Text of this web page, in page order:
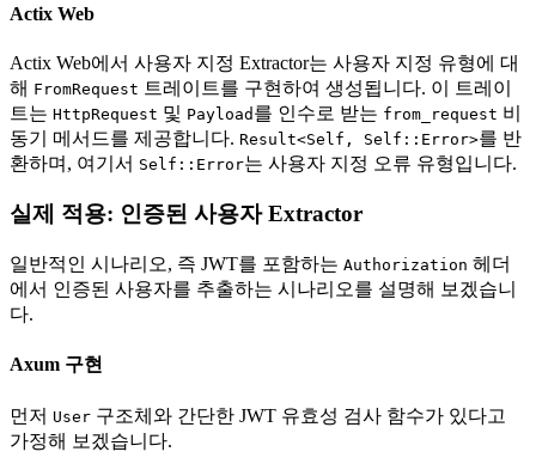
Actix Web
Actix Web에서 사용자 지정 Extractor는 사용자 지정 유형에 대
해 FromRequest 트레이트를 구현하여 생성됩니다. 이 트레이
트는 HttpRequest 및 Payload 를 인수로 받는 from_request 비
동기 메서드를 제공합니다. Result<Self, Self::Error>를 반
환하며, 여기서 Self::Error는 사용자 지정 오류 유형입니다.
실제 적용: 인증된 사용자 Extractor
일반적인 시나리오, 즉 JWT를 포함하는 Authorization 헤더
에서 인증된 사용자를 추출하는 시나리오를 설명해 보겠습니
다.
Axum 구현
먼저 User 구조체와 간단한 JWT 유효성 검사 함수가 있다고
가정해 보겠습니다.